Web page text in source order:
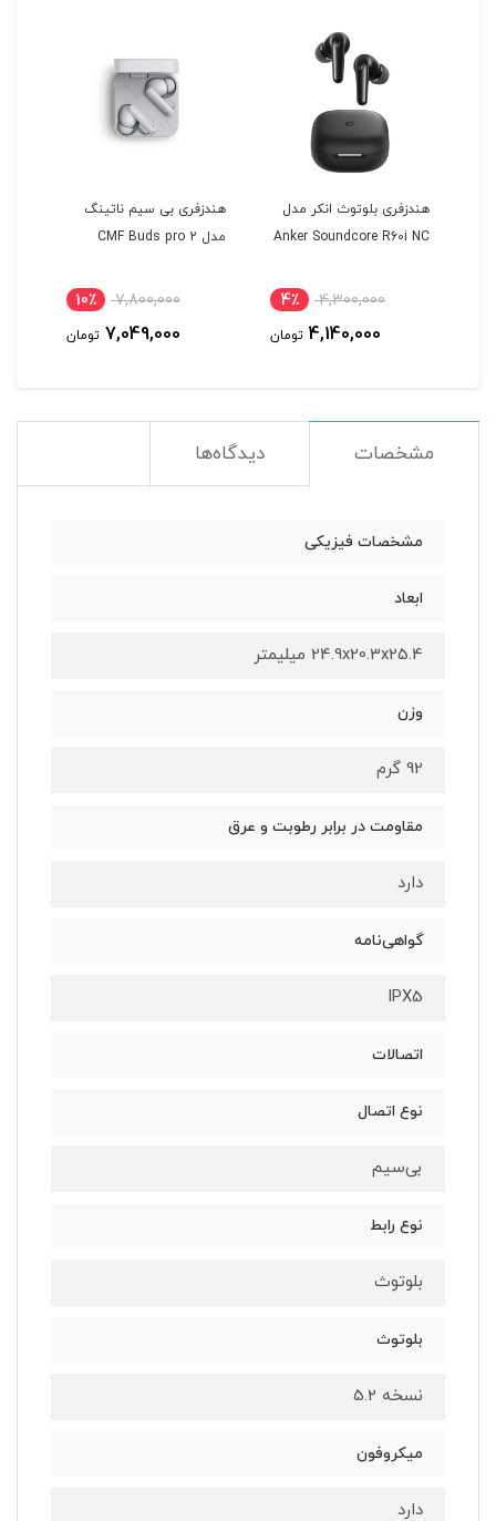
هندزفری بلوتوث انکر مدل
Anker Soundcore R60i NC
4,300,000 4٪
4,140,000 تومان
هندزفری بی سیم ناتینگ
مدل CMF Buds pro 2
7,800,000 10٪
7,049,000 تومان
مشخصات دیدگاه‌ها
مشخصات فیزیکی
ابعاد
24.9x20.3x25.4 میلیمتر
وزن
92 گرم
مقاومت در برابر رطوبت و عرق
دارد
گواهی‌نامه
IPX5
اتصالات
نوع اتصال
بی‌سیم
نوع رابط
بلوتوث
بلوتوث
نسخه 5.2
میکروفون
دارد